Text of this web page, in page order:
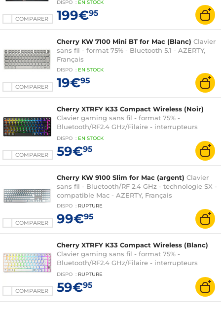
COMPARER
DISPO : EN STOCK
199€95
COMPARER
Cherry KW 7100 Mini BT for Mac (Blanc) Clavier
sans fil - format 75% - Bluetooth 5.1 - AZERTY,
Français
DISPO : EN STOCK
19€95
COMPARER
Cherry XTRFY K33 Compact Wireless (Noir)
Clavier gaming sans fil - format 75% -
Bluetooth/RF2.4 GHz/Filaire - interrupteurs
Mem-chanical - rétroéclairage RGB - AZERTY,
DISPO : EN STOCK
59€95
COMPARER
Cherry KW 9100 Slim for Mac (argent) Clavier
sans fil - Bluetooth/RF 2.4 GHz - technologie SX -
compatible Mac - AZERTY, Français
DISPO : RUPTURE
99€95
COMPARER
Cherry XTRFY K33 Compact Wireless (Blanc)
Clavier gaming sans fil - format 75% -
Bluetooth/RF2.4 GHz/Filaire - interrupteurs
Mem-chanical - rétroéclairage RGB - AZERTY,
DISPO : RUPTURE
59€95